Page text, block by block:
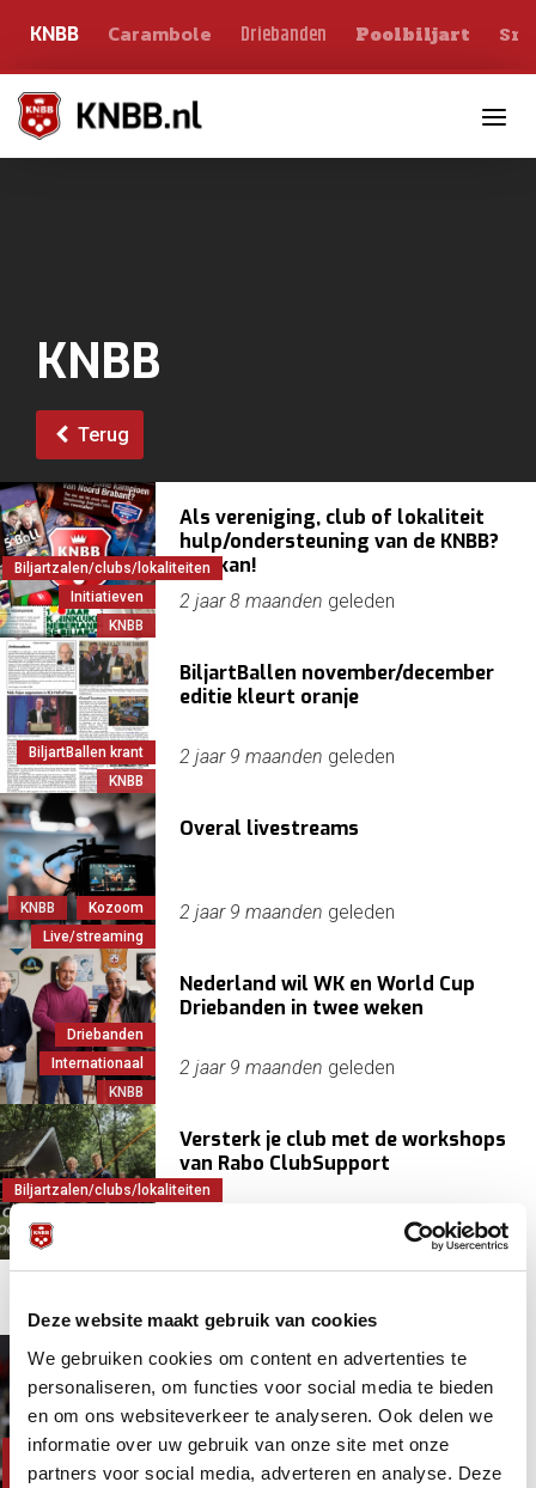
Deze website maakt gebruik van cookies
We gebruiken cookies om content en advertenties te
personaliseren, om functies voor social media te bieden
en om ons websiteverkeer te analyseren. Ook delen we
informatie over uw gebruik van onze site met onze
partners voor social media, adverteren en analyse. Deze
KNBB Carambole Driebanden Poolbiljart
KNBB
Terug
Biljartzalen/clubs/lokaliteiten
Initiatieven
KNBB
Als vereniging, club of lokaliteit
hulp/ondersteuning van de KNBB?
Dat kan!
2 jaar 8 maanden geleden
BiljartBallen krant
KNBB
BiljartBallen november/december
editie kleurt oranje
2 jaar 9 maanden geleden
KNBB
Kozoom
Live/streaming
Overal livestreams
2 jaar 9 maanden geleden
Driebanden
Internationaal
KNBB
Nederland wil WK en World Cup
Driebanden in twee weken
2 jaar 9 maanden geleden
Biljartzalen/clubs/lokaliteiten
Versterk je club met de workshops
van Rabo ClubSupport
pagina item
Lees verder
Driebanden
KNBB
Kozoom
League/Eredivisie
Driebanden
Nederlanders score hoog in
eredivisie, SIS en Zundert aan kop
2 jaar 9 maandengeleden